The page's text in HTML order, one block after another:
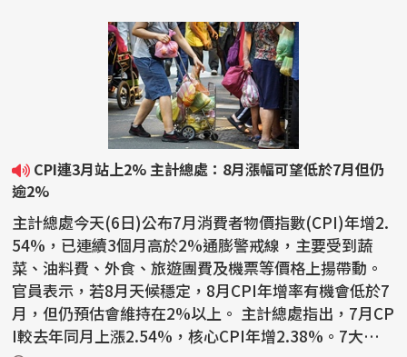
逾2%
主計總處今天(6日)公布7月消費者物價指數(CPI)年增2.
54%，已連續3個月高於2%通膨警戒線，主要受到蔬
菜、油料費、外食、旅遊團費及機票等價格上揚帶動。
官員表示，若8月天候穩定，8月CPI年增率有機會低於7
月，但仍預估會維持在2%以上。 主計總處指出，7月CP
I較去年同月上漲2.54%，核心CPI年增2.38%。7大類